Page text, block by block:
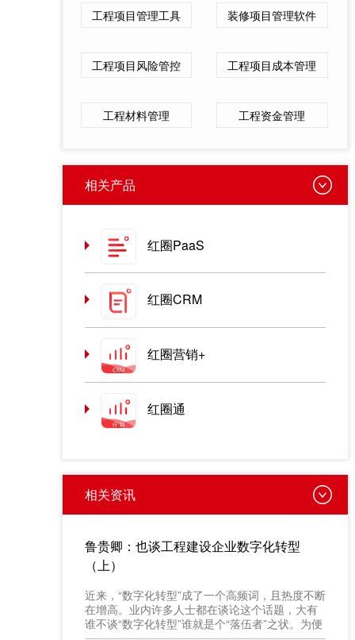
工程项目管理工具 装修项目管理软件
工程项目风险管控 工程项目成本管理
工程材料管理 工程资金管理
相关产品
红圈PaaS
红圈CRM
红圈营销+
红圈通
相关资讯
鲁贵卿：也谈工程建设企业数字化转型
（上）
近来，“数字化转型”成了一个高频词，且热度不断
在增高。业内许多人士都在谈论这个话题，大有
谁不谈“数字化转型”谁就是个“落伍者”之状。为便